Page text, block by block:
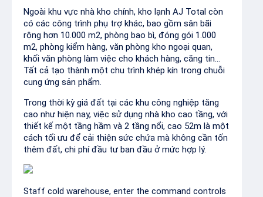
Ngoài khu vực nhà kho chính, kho lạnh AJ Total còn
có các công trình phụ trợ khác, bao gồm sân bãi
rộng hơn 10.000 m2, phòng bao bì, đóng gói 1.000
m2, phòng kiểm hàng, văn phòng kho ngoại quan,
khối văn phòng làm việc cho khách hàng, căng tin...
Tất cả tạo thành một chu trình khép kín trong chuỗi
cung ứng sản phẩm.
Trong thời kỳ giá đất tại các khu công nghiệp tăng
cao như hiện nay, việc sử dụng nhà kho cao tầng, với
thiết kế một tầng hầm và 2 tầng nổi, cao 52m là một
cách tối ưu để cải thiện sức chứa mà không cần tốn
thêm đất, chi phí đầu tư ban đầu ở mức hợp lý.
Staff cold warehouse, enter the command controls